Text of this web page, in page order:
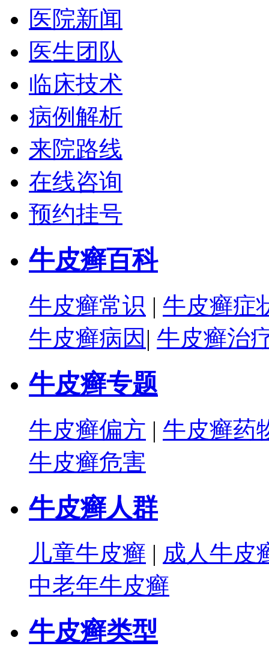
医院新闻
医生团队
临床技术
病例解析
来院路线
在线咨询
预约挂号
牛皮癣百科
牛皮癣常识 | 牛皮癣症
牛皮癣病因 | 牛皮癣治
牛皮癣专题
牛皮癣偏方 | 牛皮癣药
牛皮癣危害
牛皮癣人群
儿童牛皮癣 | 成人牛皮
中老年牛皮癣
牛皮癣类型